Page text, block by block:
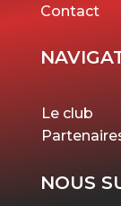
Contact
Le club
NOUS